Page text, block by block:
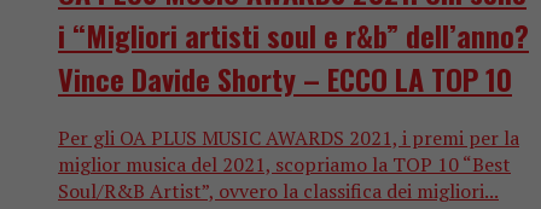
i “Migliori artisti soul e r&b” dell’anno?
Vince Davide Shorty – ECCO LA TOP 10
Per gli OA PLUS MUSIC AWARDS 2021, i premi per la
miglior musica del 2021, scopriamo la TOP 10 “Best
Soul/R&B Artist”, ovvero la classifica dei migliori...